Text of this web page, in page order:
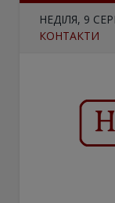
НЕДІЛЯ, 9
КОНТАКТИ